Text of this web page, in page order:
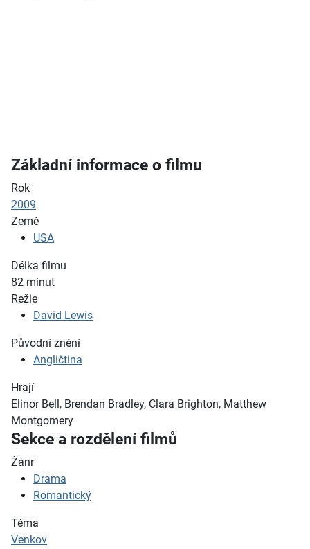
Základní informace o filmu
Rok
2009
Země
USA
Délka filmu
82 minut
Režie
David Lewis
Původní znění
Angličtina
Hrají
Elinor Bell, Brendan Bradley, Clara Brighton, Matthew
Montgomery
Sekce a rozdělení filmů
Žánr
Drama
Romantický
Téma
Venkov